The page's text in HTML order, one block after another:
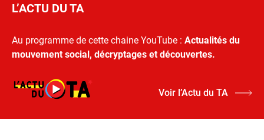
L’ACTU DU TA
Au programme de cette chaine YouTube : Actualités du
mouvement social, décryptages et découvertes.
Voir l’Actu du TA